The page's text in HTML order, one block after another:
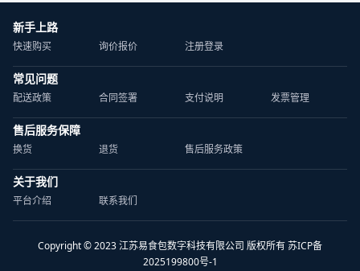
新手上路
快速购买 询价报价 注册登录
常见问题
配送政策 合同签署 支付说明 发票管理
售后服务保障
换货 退货 售后服务政策
关于我们
平台介绍 联系我们
Copyright © 2023 江苏易食包数字科技有限公司 版权所有 苏ICP备
2025199800号-1